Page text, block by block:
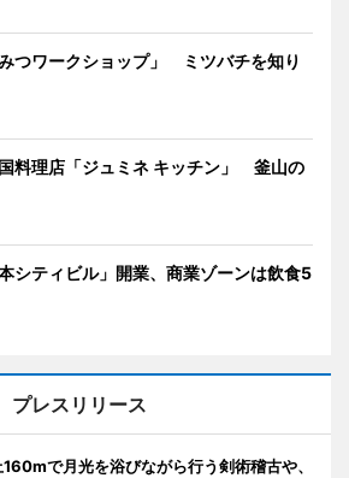
つワークショップ」 ミツバチを知り
料理店「ジュミネ キッチン」 釜山の
シティビル」開業、商業ゾーンは飲食5
プレスリリース
160mで月光を浴びながら行う剣術稽古や、